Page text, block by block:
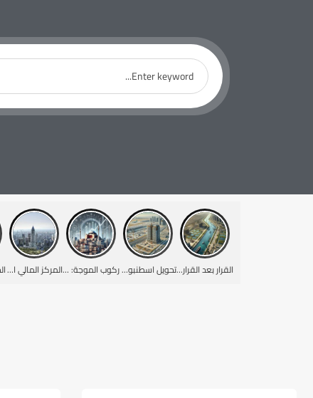
القرار بعد القرار: كيف ارناؤوط كوي, اسطنبول تتحول تحويل اسطنبول: رؤى من شركة الفاتح العقارية حول مستقبل العقارات حول المطار الجديد ركوب الموجة: لماذا يوليو 2024 هو تغيير قواعد اللعبة لسوق العقارات التركية المركز المالي الجديد